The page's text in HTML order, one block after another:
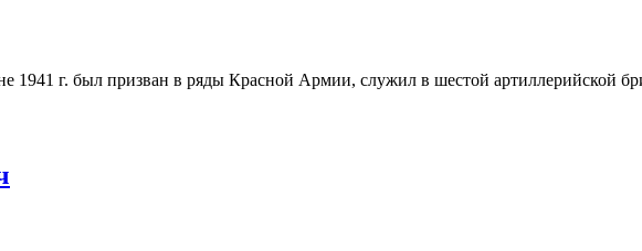
1941 г. был призван в ряды Красной Армии, служил в шестой артиллерийской